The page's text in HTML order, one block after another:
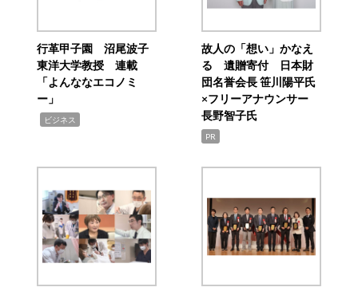
行革甲子園 沼尾波子
東洋大学教授 連載
「よんななエコノミ
ー」
ビジネス
故人の「想い」かなえ
る 遺贈寄付 日本財
団名誉会長 笹川陽平氏
×フリーアナウンサー
長野智子氏
PR